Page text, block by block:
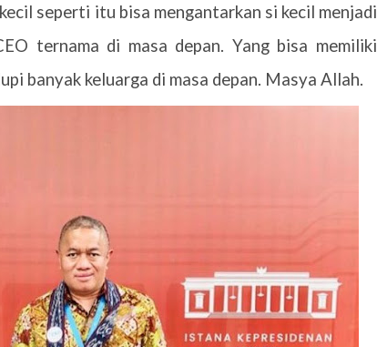
seperti itu bisa mengantarkan si kecil menjadi
ternama di masa depan. Yang bisa memiliki
banyak keluarga di masa depan. Masya Allah.